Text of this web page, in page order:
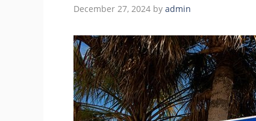
December 27, 2024 by admin